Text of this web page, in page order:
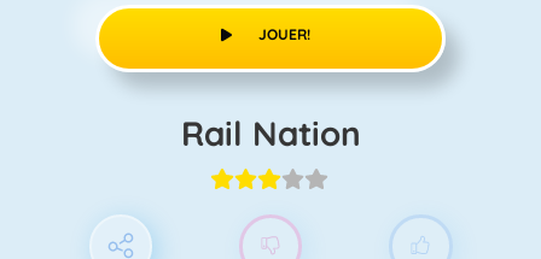
JOUER!
Rail Nation